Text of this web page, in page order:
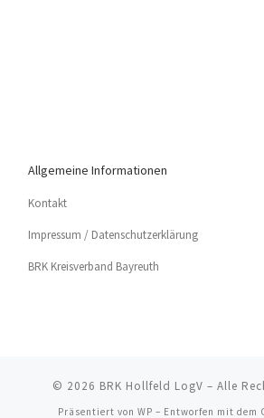
Allgemeine Informationen
Kon­takt
Impres­sum / Datenschutzerklärung
BRK Kreis­ver­band Bayreuth
© 2026 BRK Hollfeld LogV – Alle
Präsentiert von WP – Entworfen mit dem